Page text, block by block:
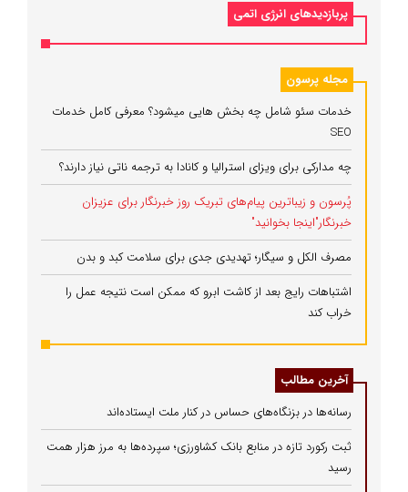
پربازدیدهای انرژی اتمی
مجله پرسون
خدمات سئو شامل چه بخش هایی میشود؟ معرفی کامل خدمات
SEO
چه مدارکی برای ویزای استرالیا و کانادا به ترجمه ناتی نیاز دارند؟
پُرسون و زیباترین پیام‌های تبریک روز خبرنگار برای عزیزان
خبرنگار"اینجا بخوانید"
مصرف الکل و سیگار؛ تهدیدی جدی برای سلامت کبد و بدن
اشتباهات رایج بعد از کاشت ابرو که ممکن است نتیجه عمل را
خراب کند
آخرین مطالب
رسانه‌ها در بزنگاه‌های حساس در کنار ملت ایستاده‌اند
ثبت رکورد تازه در منابع بانک کشاورزی؛ سپرده‌ها به مرز هزار همت
رسید